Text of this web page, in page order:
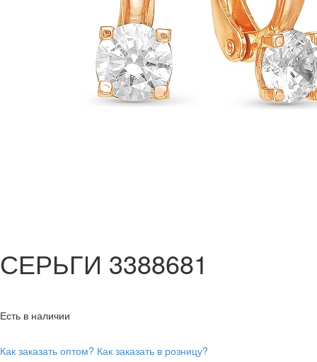
СЕРЬГИ 3388681
Есть в наличии
Как заказать оптом? Как заказать в розницу?